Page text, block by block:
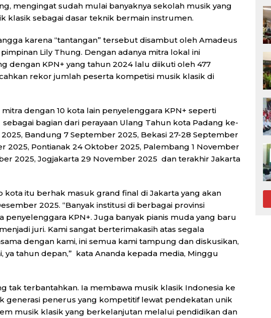
mengingat sudah mulai banyaknya sekolah musik yang
klasik sebagai dasar teknik bermain instrumen.
karena “tantangan” tersebut disambut oleh Amadeus
Lily Thung. Dengan adanya mitra lokal ini
dengan KPN+ yang tahun 2024 lalu diikuti oleh 477
rekor jumlah peserta kompetisi musik klasik di
dengan 10 kota lain penyelenggara KPN+ seperti
bagian dari perayaan Ulang Tahun kota Padang ke-
Bandung 7 September 2025, Bekasi 27-28 September
2025, Pontianak 24 Oktober 2025, Palembang 1 November
2025, Jogjakarta 29 November 2025 dan terakhir Jakarta
kota itu berhak masuk grand final di Jakarta yang akan
2025. “Banyak institusi di berbagai provinsi
penyelenggara KPN+. Juga banyak pianis muda yang baru
juri. Kami sangat berterimakasih atas segala
dengan kami, ini semua kami tampung dan diskusikan,
ya tahun depan,” kata Ananda kepada media, Minggu
tak terbantahkan. Ia membawa musik klasik Indonesia ke
generasi penerus yang kompetitif lewat pendekatan unik
musik klasik yang berkelanjutan melalui pendidikan dan